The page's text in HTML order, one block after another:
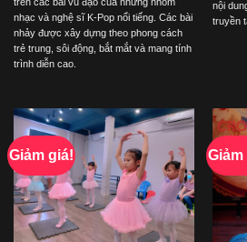
4,500,000 ₫.là:
3,300,000 ₫.
nhạc và nghệ sĩ K‑Pop nổi tiếng. Các bài
nhảy được xây dựng theo phong cách
trẻ trung, sôi động, bắt mắt và mang tính
trình diễn cao.
nội
truyền
Giảm giá! Giảm